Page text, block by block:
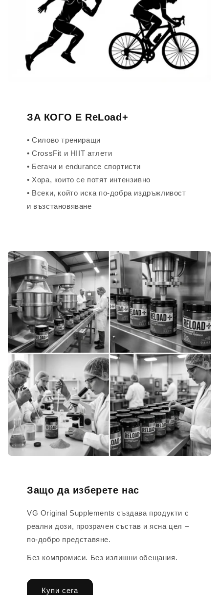
ЗА КОГО Е ReLoad+
• Силово трениращи
• CrossFit и HIIT атлети
• Бегачи и endurance спортисти
• Хора, които се потят интензивно
• Всеки, който иска по-добра издръжливост
и възстановяване
Защо да изберете нас
VG Original Supplements създава продукти с
реални дози, прозрачен състав и ясна цел –
по-добро представяне.
Без компромиси. Без излишни обещания.
Купи сега